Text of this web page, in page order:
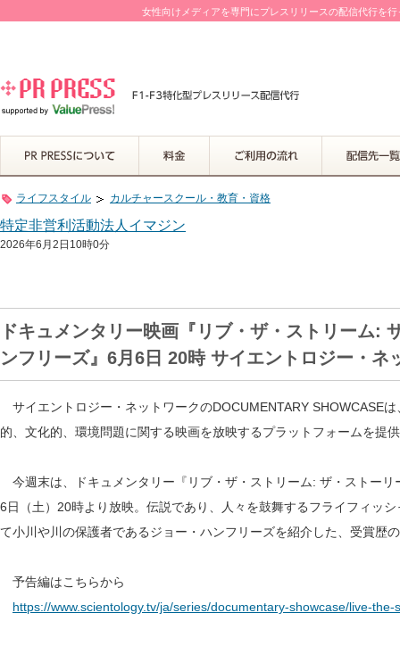
女性向けメディアを専門にプレスリリースの配信代行を
ライフスタイル カルチャースクール・教育・資格
特定非営利活動法人イマジン
2026年6月2日10時0分
ドキュメンタリー映画『リブ・ザ・ストリーム:
ンフリーズ』6月6日 20時 サイエントロジー・ネ
サイエントロジー・ネットワークのDOCUMENTARY SHOWCASE
的、文化的、環境問題に関する映画を放映するプラットフォームを提
今週末は、ドキュメンタリー『リブ・ザ・ストリーム: ザ・ストー
6日（土）20時より放映。伝説であり、人々を鼓舞するフライフィッ
て小川や川の保護者であるジョー・ハンフリーズを紹介した、受賞歴
予告編はこちらから
https://www.scientology.tv/ja/series/documentary-showcase/live-